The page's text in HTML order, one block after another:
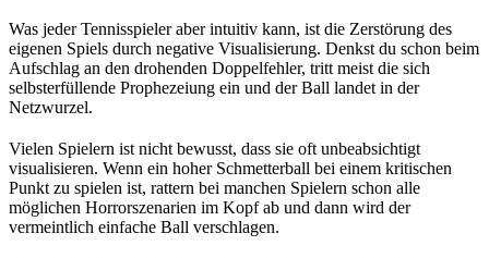
Was jeder Tennisspieler aber intuitiv kann, ist die Zerstörung des
eigenen Spiels durch negative Visualisierung. Denkst du schon beim
Aufschlag an den drohenden Doppelfehler, tritt meist die sich
selbsterfüllende Prophezeiung ein und der Ball landet in der
Netzwurzel.
Vielen Spielern ist nicht bewusst, dass sie oft unbeabsichtigt
visualisieren. Wenn ein hoher Schmetterball bei einem kritischen
Punkt zu spielen ist, rattern bei manchen Spielern schon alle
möglichen Horrorszenarien im Kopf ab und dann wird der
vermeintlich einfache Ball verschlagen.